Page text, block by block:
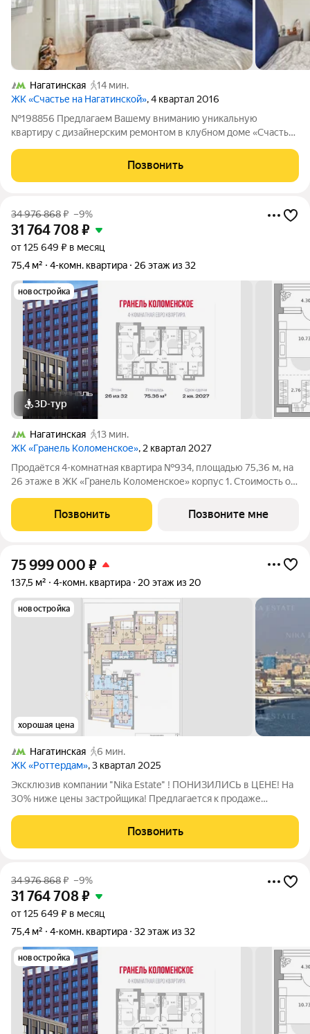
Нагатинская
14 мин.
ЖК «Счастье на Нагатинской», 4 квартал 2016
№198856 Предлагаем Вашему вниманию уникальную
квартиру с дизайнерским ремонтом в клубном доме «Счастье
ценит безупречный стиль и приватность. Общая площадь
квартиры составляет 91,8 кв.м.
Позвонить
34 976 868₽ –9%
31 764 708₽
от 125 649 ₽ в месяц
75,4 м²
4-комн. квартира 26 этаж из 32
новостройка
3D-тур
Нагатинская
13 мин.
ЖК «Гранель Коломенское», 2 квартал 2027
Продаётся 4-комнатная квартира №934, площадью 75,36 м, на
26 этаже в ЖК «Гранель Коломенское» корпус 1. Стоимость от
односторонняя, окна на улицу. Жилой квартал «Гранель
Коломенское» расположился на юге
Позвонить Позвоните мне
75 999 000 ₽
137,5 м² 4-комн. квартира 20 этаж из 20
новостройка
хорошая цена
Нагатинская
6 мин.
ЖК «Роттердам», 3 квартал 2025
Эксклюзив компании "Nika Estate" ! ПОНИЗИЛИСЬ в ЦЕНЕ! На
30% ниже цены застройщика! Предлагается к продаже
ПРЕИМУЩЕСТВА: - Планировка квартиры предлагает
безграничные возможности для создания
Позвонить
34 976 868₽ –9%
31 764 708₽
от 125 649 ₽ в месяц
75,4 м²
4-комн. квартира 32 этаж из 32
новостройка